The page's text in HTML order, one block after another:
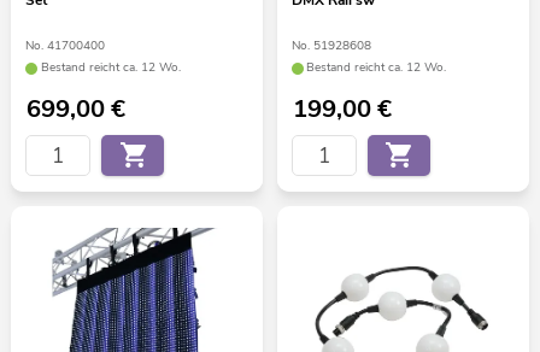
No. 41700400
Bestand reicht ca. 12 Wo.
699,00€
No. 51928608
Bestand reicht ca. 12 Wo.
199,00€